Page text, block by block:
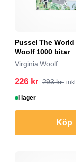
Pussel The
Woolf 1000 bitar
Virginia Woolf
226 kr 293 kr
I lager
Köp